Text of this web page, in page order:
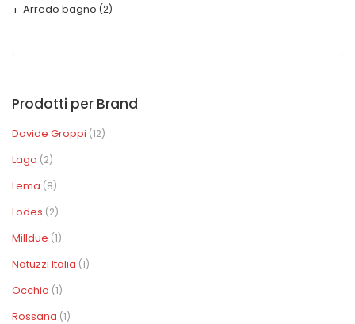
Arredo bagno (2)
Prodotti per Brand
Davide Groppi (12)
Lago (2)
Lema (8)
Lodes (2)
Milldue (1)
Natuzzi Italia (1)
Occhio (1)
Rossana (1)